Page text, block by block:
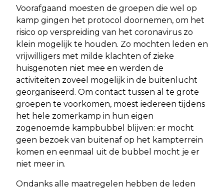
Voorafgaand moesten de groepen die wel op
kamp gingen het protocol doornemen, om het
risico op verspreiding van het coronavirus zo
klein mogelijk te houden. Zo mochten leden en
vrijwilligers met milde klachten of zieke
huisgenoten niet mee en werden de
activiteiten zoveel mogelijk in de buitenlucht
georganiseerd. Om contact tussen al te grote
groepen te voorkomen, moest iedereen tijdens
het hele zomerkamp in hun eigen
zogenoemde kampbubbel blijven: er mocht
geen bezoek van buitenaf op het kampterrein
komen en eenmaal uit de bubbel mocht je er
niet meer in.
Ondanks alle maatregelen hebben de leden